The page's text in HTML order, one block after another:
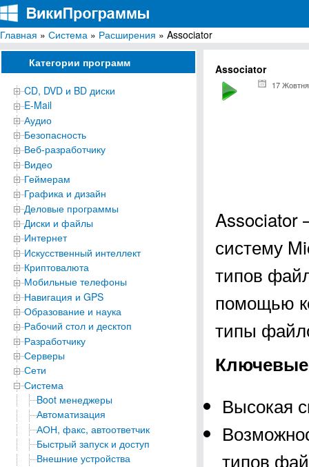
ВикиПрограммы
Энциклопедия бесплатных компьютерных программ для Windows
Главная » Система » Расширения » Associator
Категории программ
CD, DVD и BD диски
E-Mail
Аудио
Безопасность
Веб-разработчику
Видео
Геймерам
Графика и дизайн
Деловые программы
Диски и файлы
Интернет
Искусственный интеллект
Криптовалюта
Мобильные телефоны
Навигация и GPS
Образование и наука
Рабочий стол и десктоп
Разработчику
Серверы
Сети
Система
Boot менеджеры
Автоматизация
АОН, факс, автоответчик
Быстрый запуск и доступ
Внешние устройства
Associator
17
Associator
систему
типов
помощью
типы
Высокая
типов